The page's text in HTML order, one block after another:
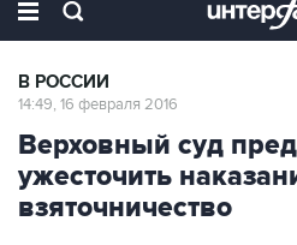
В РОССИИ
14:49, 16 февраля 2016
Верховный суд
ужесточить
взяточничество